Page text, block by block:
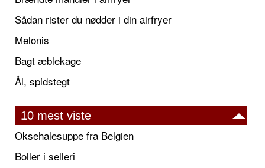
Sådan rister du nødder i din airfryer
Melonis
Bagt æblekage
Ål, spidstegt
10 mest viste
Oksehalesuppe fra Belgien
Boller i selleri